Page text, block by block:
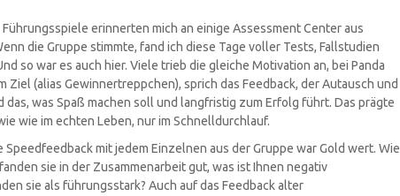
erinnerten mich an einige Assessment Center aus
die Gruppe stimmte, fand ich diese Tage voller Tests, Fallstudien
so war es auch hier. Viele trieb die gleiche Motivation an, bei Panda
Ziel (alias Gewinnertreppchen), sprich das Feedback, der Autausch und
das, was Spaß machen soll und langfristig zum Erfolg führt. Das prägte
wie im echten Leben, nur im Schnelldurchlauf.
Speedfeedback mit jedem Einzelnen aus der Gruppe war Gold wert. Wie
sie in der Zusammenarbeit gut, was ist Ihnen negativ
sie als führungsstark? Auch auf das Feedback alter